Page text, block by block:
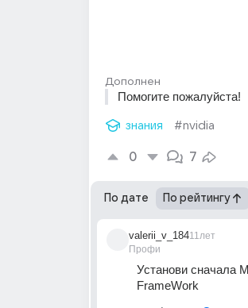
Дополнен
Помогите пожалуйста!
знания #nvidia
0 7
По дате По рейтингу
valerii_v_184
Профи
11лет
Установи сначала
FrameWork